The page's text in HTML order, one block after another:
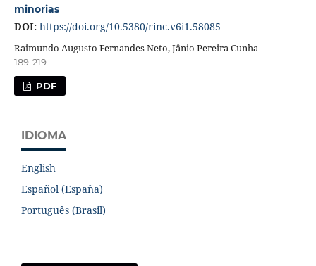
minorias
DOI: https://doi.org/10.5380/rinc.v6i1.58085
Raimundo Augusto Fernandes Neto, Jânio Pereira Cunha
189-219
PDF
IDIOMA
English
Español (España)
Português (Brasil)